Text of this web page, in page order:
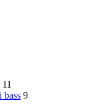
11
bass 9